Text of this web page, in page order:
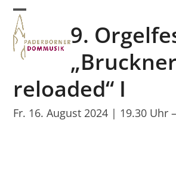
Skip
content
Open
mobile
menu
Close
mobile
menu
9.
„Bruckner
reloaded“ I
Fr. 16. August 2024 | 19.30 Uhr –